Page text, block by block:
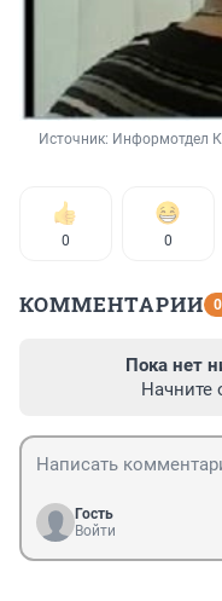
Источник: Информотдел
0 0
КОММЕНТАРИИ 0
Пока нет
Начните
Гость
Войти